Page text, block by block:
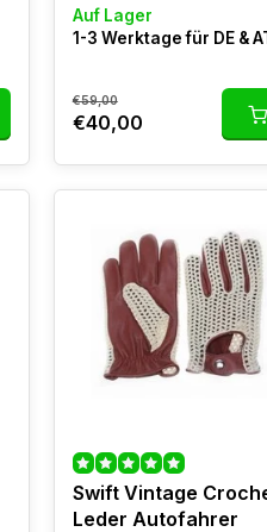
Auf Lager
1-3 Werktage für DE &
€59,00
€40,00
Swift Vintage
Leder Autofahrer